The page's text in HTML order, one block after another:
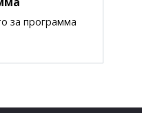
за программа